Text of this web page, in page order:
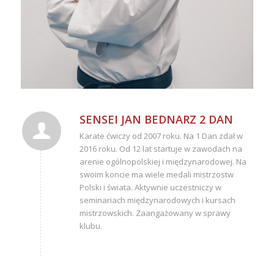
SENSEI JAN BEDNARZ 2 DAN
Karate ćwiczy od 2007 roku. Na 1 Dan zdał w
2016 roku. Od 12 lat startuje w zawodach na
arenie ogólnopolskiej i międzynarodowej. Na
swoim koncie ma wiele medali mistrzostw
Polski i świata. Aktywnie uczestniczy w
seminariach międzynarodowych i kursach
mistrzowskich. Zaangażowany w sprawy
klubu.